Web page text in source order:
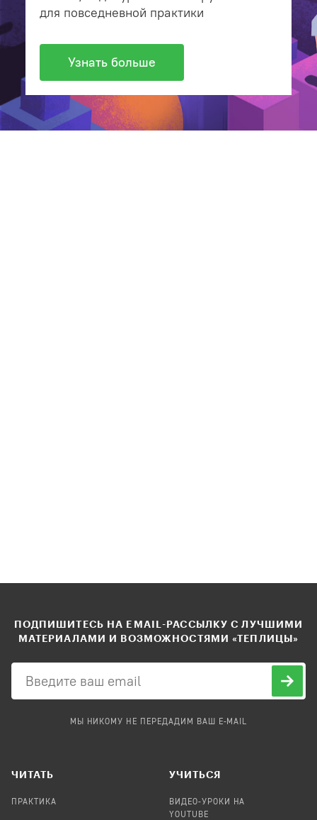
для повседневной практики
Узнать больше
ПОДПИШИТЕСЬ НА EMAIL-РАССЫЛКУ С ЛУЧШИМИ
МАТЕРИАЛАМИ И ВОЗМОЖНОСТЯМИ «ТЕПЛИЦЫ»
МЫ НИКОМУ НЕ ПЕРЕДАДИМ ВАШ E-MAIL
ЧИТАТЬ
ПРАКТИКА
УЧИТЬСЯ
ВИДЕО-УРОКИ НА
YOUTUBE